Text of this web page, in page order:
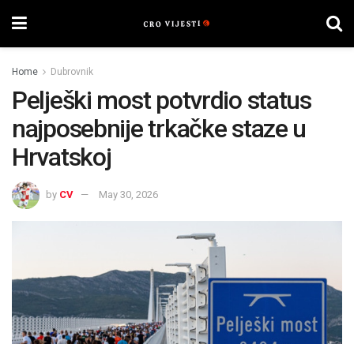
Home Dubrovnik
Pelješki most potvrdio status
najposebnije trkačke staze u
Hrvatskoj
by CV May 30, 2026